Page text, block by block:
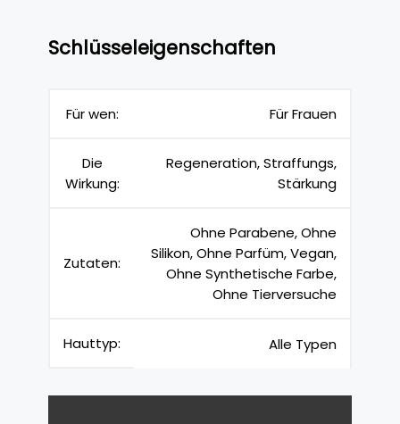
Schlüsseleigenschaften
Für wen: Für Frauen
Die
Wirkung:
Regeneration, Straffungs,
Stärkung
Zutaten:
Ohne Parabene, Ohne
Silikon, Ohne Parfüm, Vegan,
Ohne Synthetische Farbe,
Ohne Tierversuche
Hauttyp: Alle Typen